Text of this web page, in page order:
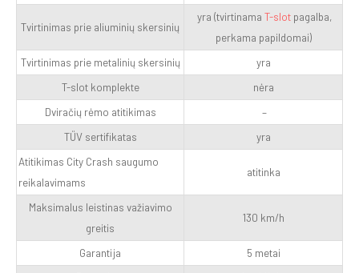
Tvirtinimas prie aliuminių skersinių
yra (tvirtinama T-slotpagalba,
perkama papildomai)
Tvirtinimas prie metalinių skersinių
yra
T-slot komplekte
nėra
Dviračių rėmo atitikimas
–
TÜV sertifikatas
yra
Atitikimas City Crash saugumo
reikalavimams
atitinka
Maksimalus leistinas važiavimo
greitis
130 km/h
Garantija
5 metai